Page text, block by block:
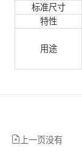
标准尺寸
特性
用途
上一页没有